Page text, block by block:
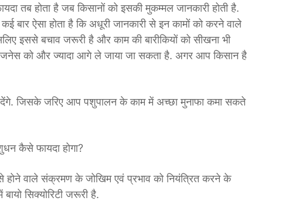
तब होता है जब किसानों को इसकी मुकम्मल जानकारी होती है.
बार ऐसा होता है कि अधूरी जानकारी से इन कामों को करने वाले
इससे बचाव जरूरी है और काम की बारीकियों को सीखना भी
को और ज्यादा आगे ले जाया जा सकता है. अगर आप किसान है
जिसके जरिए आप पशुपालन के काम में अच्छा मुनाफा कमा सकते
कैसे फायदा होगा?
से होने वाले संक्रमण के जोखिम एवं प्रभाव को नियंत्रित करने के
सिक्योरिटी जरूरी है.